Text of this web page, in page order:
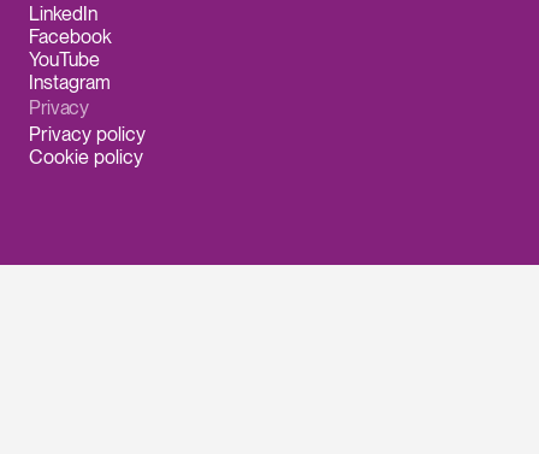
LinkedIn
Facebook
YouTube
Instagram
Privacy
Privacy policy
Cookie policy